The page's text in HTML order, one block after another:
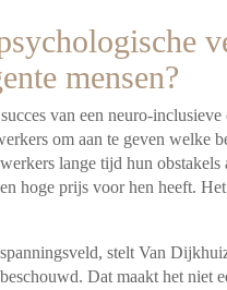
mensen?
van een neuro-
om aan te geven welke
lange tijd hun
hoge prijs voor hen heeft.
stelt Van
Dat maakt het niet